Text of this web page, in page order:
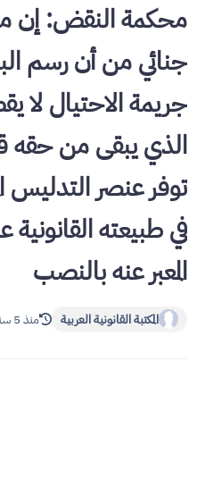
محكمة النقض: إن
جنائي من أن رسم
جريمة الاحتيال لا
الذي يبقى من حقه
توفر عنصر التدليس
في طبيعته
المعبر عنه بالنصب
المكتبة القانونية العربية منذ 5 سنة